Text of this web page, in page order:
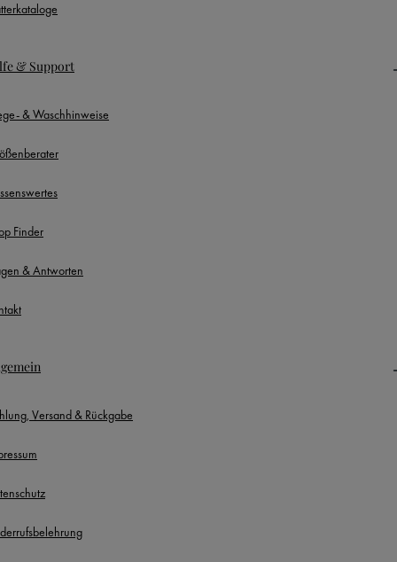
& Support
& Waschhinweise
Finder
& Antworten
Versand & Rückgabe